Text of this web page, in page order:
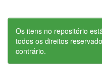
Os itens no repositório
todos os direitos
contrário.